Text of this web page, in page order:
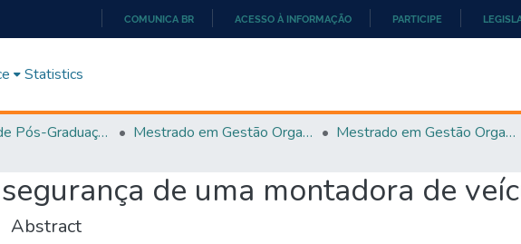
CONTEÚDO
COMUNICA BR ACESSO À INFORMAÇÃO PARTICIPE
Statistics
Programa de Pós-Graduação em Gestão Organizacional (PPGGO) Mestrado em Gestão Organizacional - PPGGO
Mestrado em Gestão Organizacional - PPGGO
de uma montadora de
Abstract